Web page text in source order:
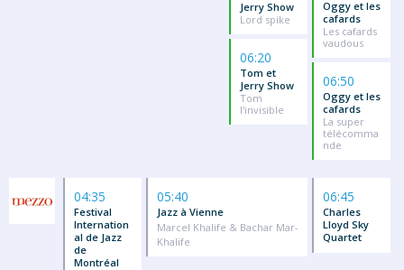
Jerry Show
Lord spike
06:20
Tom et
Jerry Show
Tom
l'invisible
Oggy et les
cafards
Les cafards
vaudous
06:50
Oggy et les
cafards
La super
télécomma
nde
04:35
Festival
Internation
al de Jazz
de
Montréal
05:40
Jazz à Vienne
Marcel Khalife & Bachar Mar-
Khalife
06:45
Charles
Lloyd Sky
Quartet